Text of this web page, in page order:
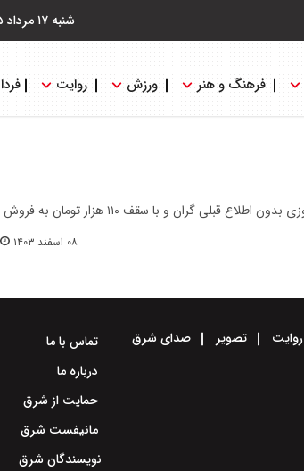
شنبه ۱۷ مرداد ۱۴۰۵
فرهنگ و هنر ورزش روایت فردا
بلیت سینماها همزمان با آغاز اکران فیلم‌های نوروزی بدون اطلاع قبلی گران و با سقف ۱۱۰ هزار تومان به فروش
۰۸ اسفند ۱۴۰۳
روایت تصویر صدای شرق
تماس با ما
درباره ما
حمایت از شرق
مانیفست شرق
نویسندگان شرق